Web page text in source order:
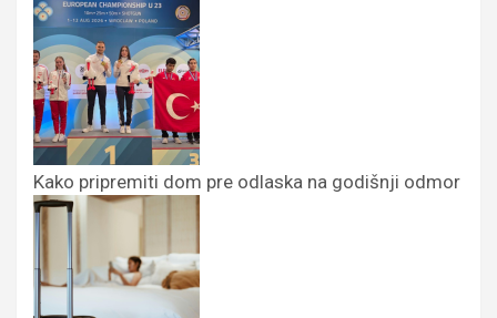
Kako pripremiti dom pre odlaska na godišnji odmor